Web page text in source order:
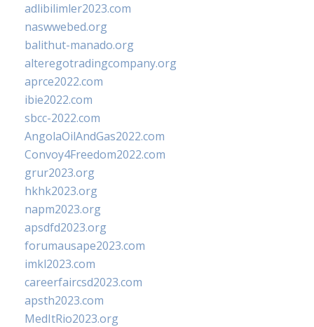
adlibilimler2023.com
naswwebed.org
balithut-manado.org
alteregotradingcompany.org
aprce2022.com
ibie2022.com
sbcc-2022.com
AngolaOilAndGas2022.com
Convoy4Freedom2022.com
grur2023.org
hkhk2023.org
napm2023.org
apsdfd2023.org
forumausape2023.com
imkl2023.com
careerfaircsd2023.com
apsth2023.com
MedItRio2023.org